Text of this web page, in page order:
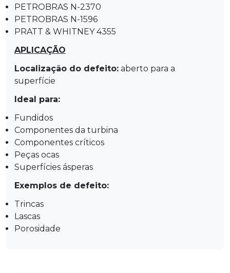
PETROBRAS N-2370
PETROBRAS N-1596
PRATT & WHITNEY 4355
APLICAÇÃO
Localização do defeito: aberto para a
superfície
Ideal para:
Fundidos
Componentes da turbina
Componentes críticos
Peças ocas
Superfícies ásperas
Exemplos de defeito:
Trincas
Lascas
Porosidade